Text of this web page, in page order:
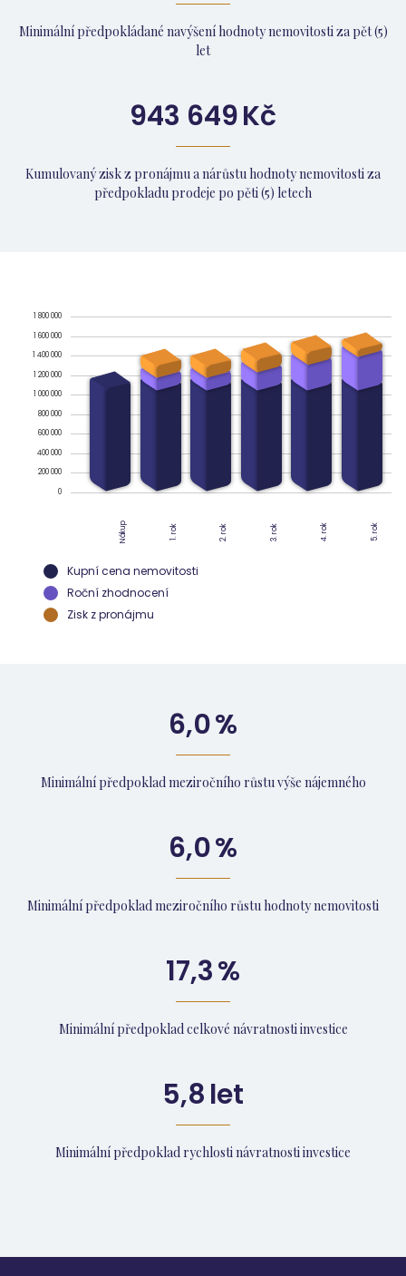
Minimální předpokládané navýšení hodnoty nemovitosti za pět (5)
let
943 649Kč
Kumulovaný zisk z pronájmu a nárůstu hodnoty nemovitosti za
předpokladu prodeje po pěti (5) letech
0
200 000
400 000
600 000
800 000
1 000 000
1 200 000
1 400 000
1 600 000
1 800 000
Nákup 1. rok 2. rok 3. rok 4. rok 5. rok
Kupní cena nemovitosti
Roční zhodnocení
Zisk z pronájmu
6,0%
Minimální předpoklad meziročního růstu výše nájemného
6,0%
Minimální předpoklad meziročního růstu hodnoty nemovitosti
17,3%
Minimální předpoklad celkové návratnosti investice
5,8let
Minimální předpoklad rychlosti návratnosti investice